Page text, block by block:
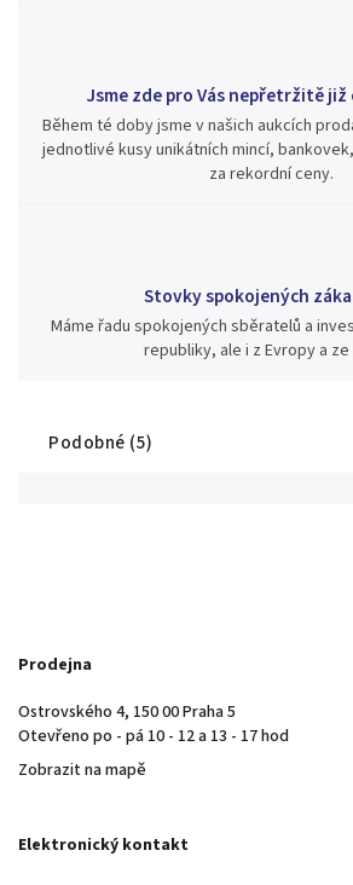
Jsme zde pro Vás nepřetržitě již
Během té doby jsme v našich aukcích
jednotlivé kusy unikátních mincí,
za rekordní ceny.
Stovky spokojených
Máme řadu spokojených sběratelů a
republiky, ale i z Evropy a
Podobné (5)
Prodejna
Ostrovského 4, 150 00 Praha 5
Otevřeno po - pá 10 - 12 a 13 - 17 hod
Zobrazit na mapě
Elektronický kontakt